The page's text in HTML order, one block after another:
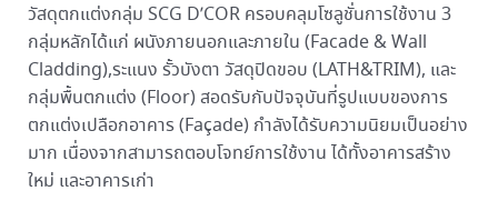
วัสดุตกแต่งกลุ่ม SCG D’COR ครอบคลุมโซลูชั่นการใช้งาน 3
กลุ่มหลักได้แก่ ผนังภายนอกและภายใน (Facade & Wall
Cladding),ระแนง รั้วบังตา วัสดุปิดขอบ (LATH&TRIM), และ
กลุ่มพื้นตกแต่ง (Floor) สอดรับกับปัจจุบันที่รูปแบบของการ
ตกแต่งเปลือกอาคาร (Façade) กำลังได้รับความนิยมเป็นอย่าง
มาก เนื่องจากสามารถตอบโจทย์การใช้งาน ได้ทั้งอาคารสร้าง
ใหม่ และอาคารเก่า